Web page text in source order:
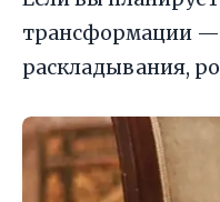
трансформации —
раскладывания,